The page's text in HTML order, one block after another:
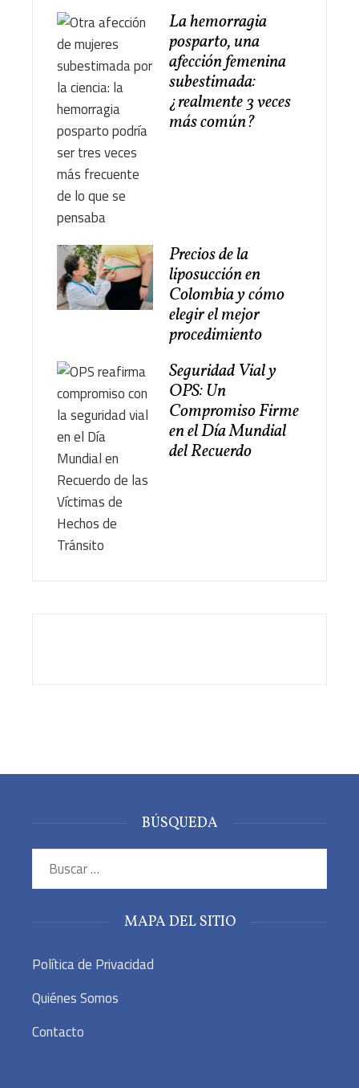
La hemorragia
posparto, una
afección femenina
subestimada:
¿realmente 3 veces
más común?
Precios de la
liposucción en
Colombia y cómo
elegir el mejor
procedimiento
Seguridad Vial y
OPS: Un
Compromiso Firme
en el Día Mundial
del Recuerdo
BÚSQUEDA
Buscar:
MAPA DEL SITIO
Política de Privacidad
Quiénes Somos
Contacto